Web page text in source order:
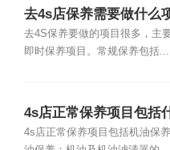
去4s店保养需要做什么
去4S保养要做的项目很多，主
即时保养项目。常规保养包括...
4s店正常保养项目包括
4s店正常保养项目包括机油保